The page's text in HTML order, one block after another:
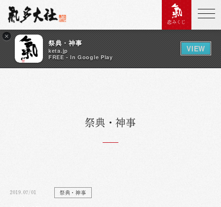
×
祭典・神事
keta.jp
FREE - In Google Play
VIEW
恋みくじ
祭典・神事
2019.07/01 祭典・神事